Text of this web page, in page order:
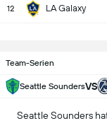
12 LA Galaxy
Team-Serien
Seattle SoundersVS
Seattle Sounders